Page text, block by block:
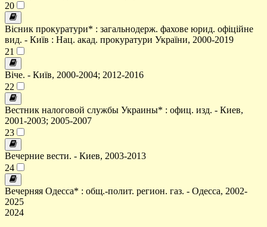
20
Вісник прокуратури* : загальнодерж. фахове юрид. офіційне
вид. - Київ : Нац. акад. прокуратури України, 2000-2019
21
Віче. - Київ, 2000-2004; 2012-2016
22
Вестник налоговой службы Украины* : офиц. изд. - Киев,
2001-2003; 2005-2007
23
Вечерние вести. - Киев, 2003-2013
24
Вечерняя Одесса* : общ.-полит. регион. газ. - Одесса, 2002-
2025
2024